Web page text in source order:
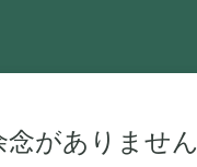
がありません